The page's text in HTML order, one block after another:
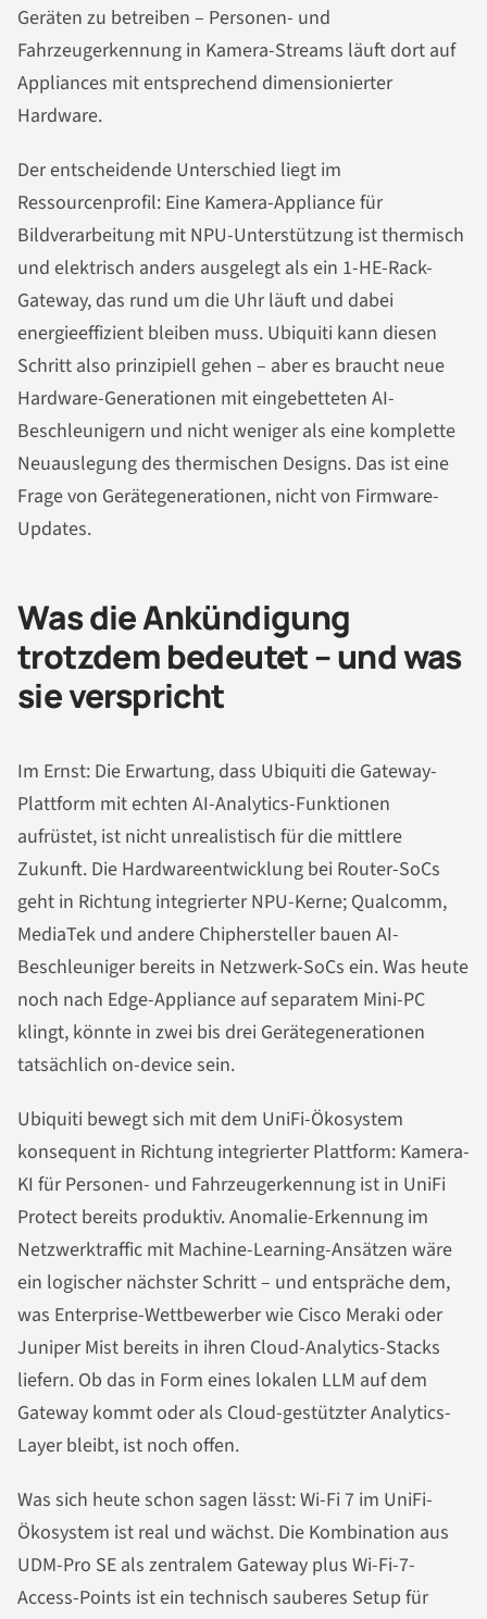
Geräten zu betreiben – Personen- und
Fahrzeugerkennung in Kamera-Streams läuft dort auf
Appliances mit entsprechend dimensionierter
Hardware.
Der entscheidende Unterschied liegt im
Ressourcenprofil: Eine Kamera-Appliance für
Bildverarbeitung mit NPU-Unterstützung ist thermisch
und elektrisch anders ausgelegt als ein 1-HE-Rack-
Gateway, das rund um die Uhr läuft und dabei
energieeffizient bleiben muss. Ubiquiti kann diesen
Schritt also prinzipiell gehen – aber es braucht neue
Hardware-Generationen mit eingebetteten AI-
Beschleunigern und nicht weniger als eine komplette
Neuauslegung des thermischen Designs. Das ist eine
Frage von Gerätegenerationen, nicht von Firmware-
Updates.
Was die Ankündigung
trotzdem bedeutet – und was
sie verspricht
Im Ernst: Die Erwartung, dass Ubiquiti die Gateway-
Plattform mit echten AI-Analytics-Funktionen
aufrüstet, ist nicht unrealistisch für die mittlere
Zukunft. Die Hardwareentwicklung bei Router-SoCs
geht in Richtung integrierter NPU-Kerne; Qualcomm,
MediaTek und andere Chiphersteller bauen AI-
Beschleuniger bereits in Netzwerk-SoCs ein. Was heute
noch nach Edge-Appliance auf separatem Mini-PC
klingt, könnte in zwei bis drei Gerätegenerationen
tatsächlich on-device sein.
Ubiquiti bewegt sich mit dem UniFi-Ökosystem
konsequent in Richtung integrierter Plattform: Kamera-
KI für Personen- und Fahrzeugerkennung ist in UniFi
Protect bereits produktiv. Anomalie-Erkennung im
Netzwerktraffic mit Machine-Learning-Ansätzen wäre
ein logischer nächster Schritt – und entspräche dem,
was Enterprise-Wettbewerber wie Cisco Meraki oder
Juniper Mist bereits in ihren Cloud-Analytics-Stacks
liefern. Ob das in Form eines lokalen LLM auf dem
Gateway kommt oder als Cloud-gestützter Analytics-
Layer bleibt, ist noch offen.
Was sich heute schon sagen lässt: Wi-Fi 7 im UniFi-
Ökosystem ist real und wächst. Die Kombination aus
UDM-Pro SE als zentralem Gateway plus Wi-Fi-7-
Access-Points ist ein technisch sauberes Setup für